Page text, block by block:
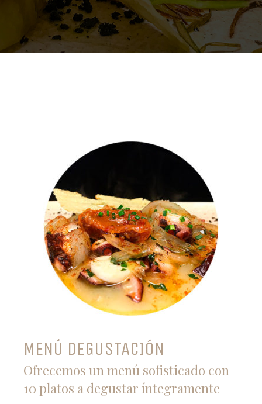
MENÚ DEGUSTACIÓN
Ofrecemos un menú sofisticado con
10 platos a degustar íntegramente